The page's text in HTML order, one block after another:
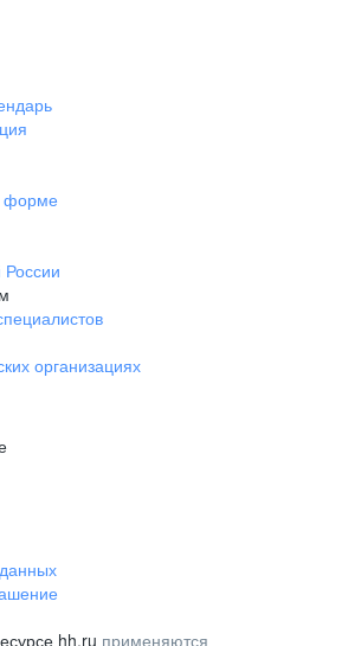
форме
России
организациях
hh.ru применяются